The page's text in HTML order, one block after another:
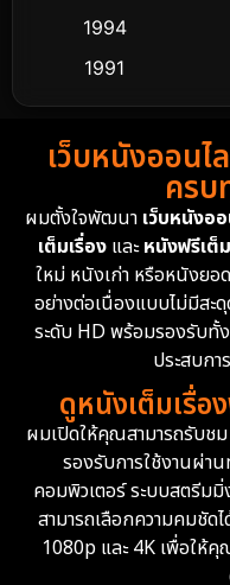
Dance เต้น
Detective สืบสวน
Detective สืบสวน
Disney+
Documentary สารค
Drama ดราม่า
Dystopian
Emotional
Epic มหากาพย์
1994
1991
1988
1983
1962
เว็บหนังออนไ
คร
ผมตั้งใจพัฒนา เว็บหนังอ
เต็มเรื่อง และหนังฟรีเต็
ใหม่ หนังเก่า หรือหนังย
อย่างต่อเนื่องแบบไม่มีส
ระดับ HD พร้อมรองรับทั้
ประสบก
ดูหนังเต็มเรื่
ผมเปิดให้คุณสามารถรับชม
รองรับการใช้งานผ่า
คอมพิวเตอร์ ระบบสตรีมมิ่
สามารถเลือกความคมชัด
1080p และ 4K เพื่อให้